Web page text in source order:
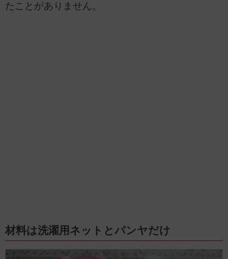
たことがありません。
材料は洗濯用ネットとパンヤだけ